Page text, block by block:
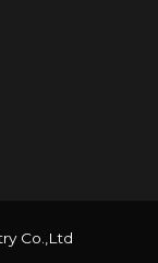
Co.,Ltd